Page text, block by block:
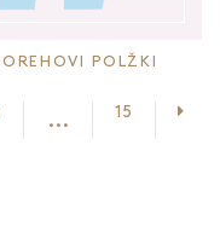
OREHOVI POLŽKI
... 15